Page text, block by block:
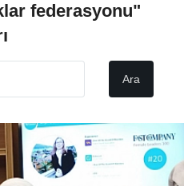
federasyonu"